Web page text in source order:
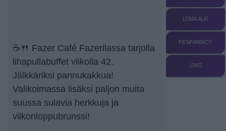
☕🍴 Fazer Café Fazerilassa tarjolla
lihapullabuffet viikolla 42.
Jälkkäriksi pannukakkua!
Valikoimassa lisäksi paljon muita
suussa sulavia herkkuja ja
viikonloppubrunssi!
LOMA-AJAT
PIENPANIMOT
UINTI